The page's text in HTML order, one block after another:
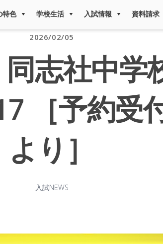
特色 学校生活 入試情報 資料請求
2026/02/05
志社中学
［予約受
より］
入試NEWS